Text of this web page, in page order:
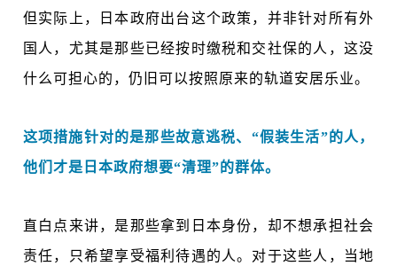
但实际上，日本政府出台这个政策，并非针对所有外
国人，尤其是那些已经按时缴税和交社保的人，这没
什么可担心的，仍旧可以按照原来的轨道安居乐业。
这项措施针对的是那些故意逃税、“假装生活”的人，
他们才是日本政府想要“清理”的群体。
直白点来讲，是那些拿到日本身份，却不想承担社会
责任，只希望享受福利待遇的人。对于这些人，当地